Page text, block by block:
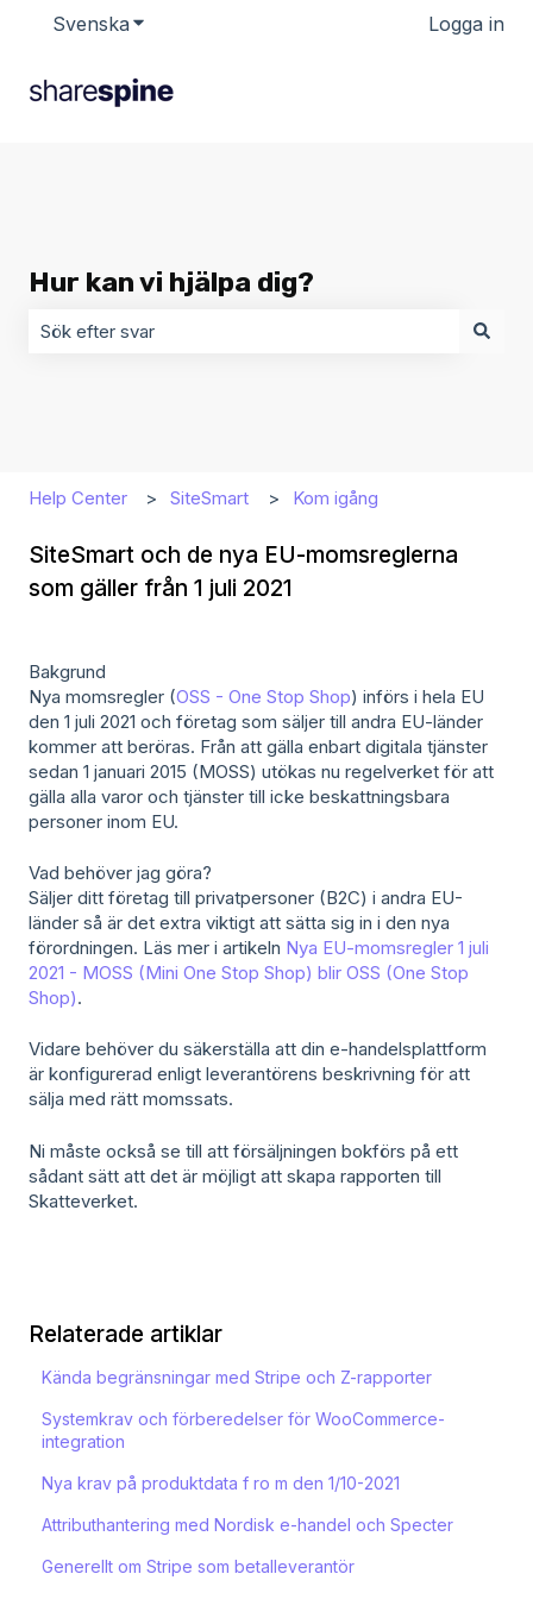
Svenska Visa undermenyer för översättningarLogga in
Hur kan vi hjälpa dig?
Help Center SiteSmart Kom igång
SiteSmart och de nya EU-momsreglerna
som gäller från 1 juli 2021
Bakgrund
Nya momsregler (OSS - One Stop Shop) införs i hela EU
den 1 juli 2021 och företag som säljer till andra EU-länder
kommer att beröras. Från att gälla enbart digitala tjänster
sedan 1 januari 2015 (MOSS) utökas nu regelverket för att
gälla alla varor och tjänster till icke beskattningsbara
personer inom EU.
Vad behöver jag göra?
Säljer ditt företag till privatpersoner (B2C) i andra EU-
länder så är det extra viktigt att sätta sig in i den nya
förordningen. Läs mer i artikeln Nya EU-momsregler 1 juli
2021 - MOSS (Mini One Stop Shop) blir OSS (One Stop
Shop).
Vidare behöver du säkerställa att din e-handelsplattform
är konfigurerad enligt leverantörens beskrivning för att
sälja med rätt momssats.
Ni måste också se till att försäljningen bokförs på ett
sådant sätt att det är möjligt att skapa rapporten till
Skatteverket.
Relaterade artiklar
Kända begränsningar med Stripe och Z-rapporter
Systemkrav och förberedelser för WooCommerce-
integration
Nya krav på produktdata f ro m den 1/10-2021
Attributhantering med Nordisk e-handel och Specter
Generellt om Stripe som betalleverantör